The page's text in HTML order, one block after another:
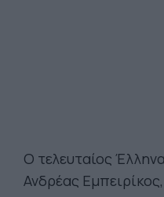
Ο τελευταίος
Ανδρέας